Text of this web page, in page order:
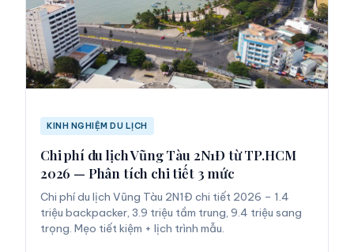
KINH NGHIỆM DU LỊCH
Chi phí du lịch Vũng Tàu 2N1Đ từ TP.HCM
2026 — Phân tích chi tiết 3 mức
Chi phí du lịch Vũng Tàu 2N1Đ chi tiết 2026 – 1.4
triệu backpacker, 3.9 triệu tầm trung, 9.4 triệu sang
trọng. Mẹo tiết kiệm + lịch trình mẫu.